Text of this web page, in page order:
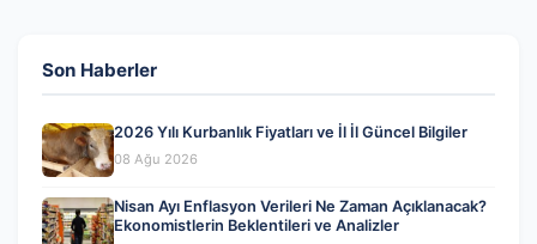
Son Haberler
2026 Yılı Kurbanlık Fiyatları ve İl İl Güncel Bilgiler
08 Ağu 2026
Nisan Ayı Enflasyon Verileri Ne Zaman Açıklanacak?
Ekonomistlerin Beklentileri ve Analizler